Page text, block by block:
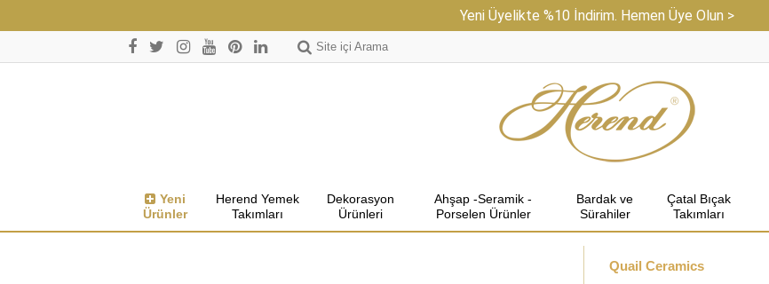
Yeni Üyelikte %10 İndirim. Hemen Üye Olun >
Site içi Arama
Yeni
Ürünler
Herend Yemek
Takımları
Dekorasyon
Ürünleri
Ahşap -Seramik -
Porselen Ürünler
Bardak ve
Sürahiler
Çatal Bıçak
Takımları
Quail Ceramics